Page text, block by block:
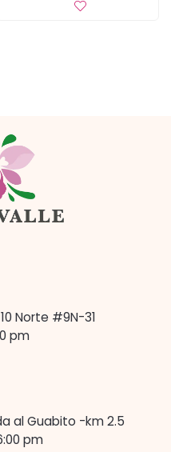
Norte #9N-31
pm
al Guabito -km 2.5
pm